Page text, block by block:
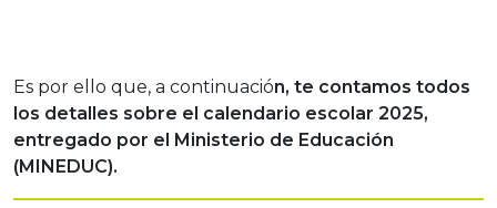
Es por ello que, a continuación, te contamos todos
los detalles sobre el calendario escolar 2025,
entregado por el
Ministerio de Educación
(MINEDUC).